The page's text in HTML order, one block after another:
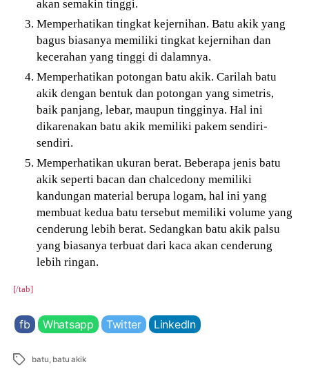
akan semakin tinggi.
Memperhatikan tingkat kejernihan. Batu akik yang
bagus biasanya memiliki tingkat kejernihan dan
kecerahan yang tinggi di dalamnya.
Memperhatikan potongan batu akik. Carilah batu
akik dengan bentuk dan potongan yang simetris,
baik panjang, lebar, maupun tingginya. Hal ini
dikarenakan batu akik memiliki pakem sendiri-
sendiri.
Memperhatikan ukuran berat. Beberapa jenis batu
akik seperti bacan dan chalcedony memiliki
kandungan material berupa logam, hal ini yang
membuat kedua batu tersebut memiliki volume yang
cenderung lebih berat. Sedangkan batu akik palsu
yang biasanya terbuat dari kaca akan cenderung
lebih ringan.
[/tab]
fb Whatsapp Twitter LinkedIn
Tags batu batu akik